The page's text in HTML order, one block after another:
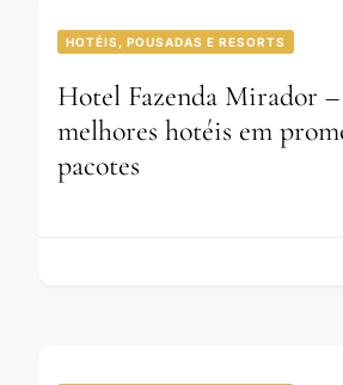
HOTÉIS, POUSADAS E RESORTS
Hotel Fazenda Mirador
melhores hotéis em
pacotes